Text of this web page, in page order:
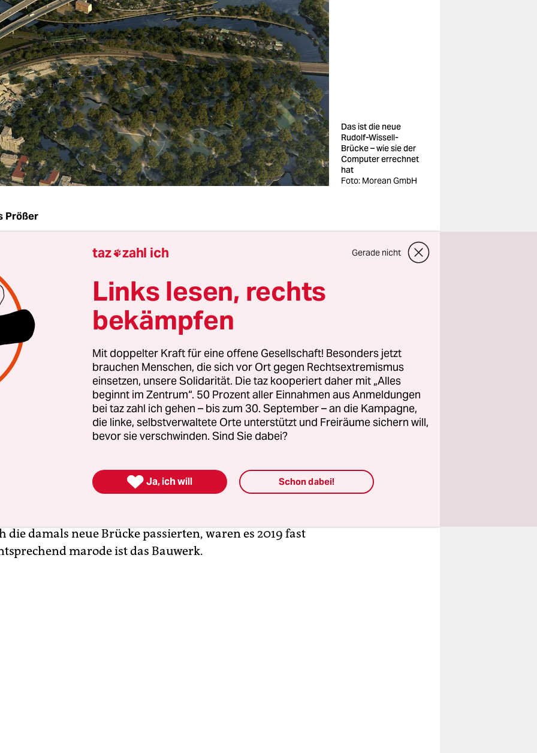
Das ist die neue
Rudolf-Wissell-
Brücke – wie sie der
Computer errechnet
hat
Foto: Morean GmbH
Prößer
Imgartinger gleich klarstellen „Wir hören heute oft,
ja gar keine Autobahnen mehr. Wir sind der festen
Das Gegenteil ist der Fall.“ Imgartinger ist Bereichsleiter
Deges, das Unternehmen plant im Auftrag
GmbH des Bundes den Neubau der Rudolf-Wissell-
Stadtautobahn. Das Mammutprojekt steht kurz vor der
Planfeststellungverfahrens, am Dienstag informierte
den Stand der Dinge. Dabei wehren sich die
strikt gegen den Vorwurf der Rückwärtsgewandtheit.
ohne Auto kennen die Rudolf-Wissell-Brücke gar nicht.
Projektleiter James Kanyi im Pressegespräch
„drittmeistbefahrenen Autobahnabschnitt Deutschlands“.
die damals neue Brücke passierten, waren es 2019 fast
marode ist das Bauwerk.
taz zahl ich Gerade nicht
Links lesen, rechts
bekämpfen
Mit doppelter Kraft für eine offene Gesellschaft! Besonders jetzt
brauchen Menschen, die sich vor Ort gegen Rechtsextremismus
einsetzen, unsere Solidarität. Die taz kooperiert daher mit „Alles
beginnt im Zentrum“. 50 Prozent aller Einnahmen aus Anmeldungen
bei taz zahl ich gehen – bis zum 30. September – an die Kampagne,
die linke, selbstverwaltete Orte unterstützt und Freiräume sichern will,
bevor sie verschwinden. Sind Sie dabei?
 Ja, ich will Schon dabei!